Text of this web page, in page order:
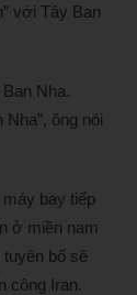
với Tây Ban
Nha.
ông nói
bay tiếp
ở miền nam
bố sẽ
công Iran.